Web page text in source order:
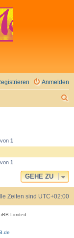
Anmelden
1
1
GEHE ZU
Zeiten sind UTC+02:00
Limited